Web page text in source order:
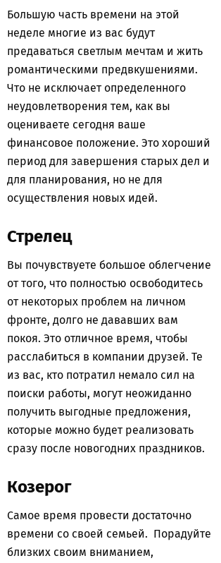
Большую часть времени на этой
неделе многие из вас будут
предаваться светлым мечтам и жить
романтическими предвкушениями.
Что не исключает определенного
неудовлетворения тем, как вы
оцениваете сегодня ваше
финансовое положение. Это хороший
период для завершения старых дел и
для планирования, но не для
осуществления новых идей.
Стрелец
Вы почувствуете большое облегчение
от того, что полностью освободитесь
от некоторых проблем на личном
фронте, долго не дававших вам
покоя. Это отличное время, чтобы
расслабиться в компании друзей. Те
из вас, кто потратил немало сил на
поиски работы, могут неожиданно
получить выгодные предложения,
которые можно будет реализовать
сразу после новогодних праздников.
Козерог
Самое время провести достаточно
времени со своей семьей. Порадуйте
близких своим вниманием,